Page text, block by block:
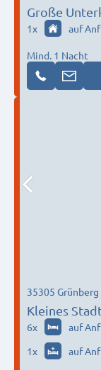
Große
für max. 50
1x auf
Mind. 1 Nacht
Kleines
35305 Grünberg
6x auf
1x auf